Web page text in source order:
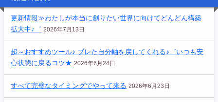
更新情報≫わたしが本当に創りたい世界に向けてどんどん構築
拡大中♪゛ 2026年7月13日
超～おすすめツール♪ ブレた自分軸を戻してくれる♪゛いつも安
心状態に戻るコツ★ 2026年6月24日
すべて完璧なタイミングでやって来る 2026年6月23日